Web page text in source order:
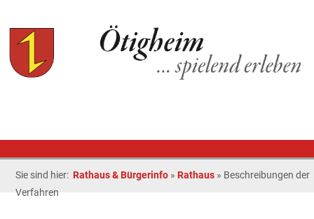
Sie sind hier: Rathaus & Bürgerinfo » Rathaus » Beschreibungen der
Verfahren